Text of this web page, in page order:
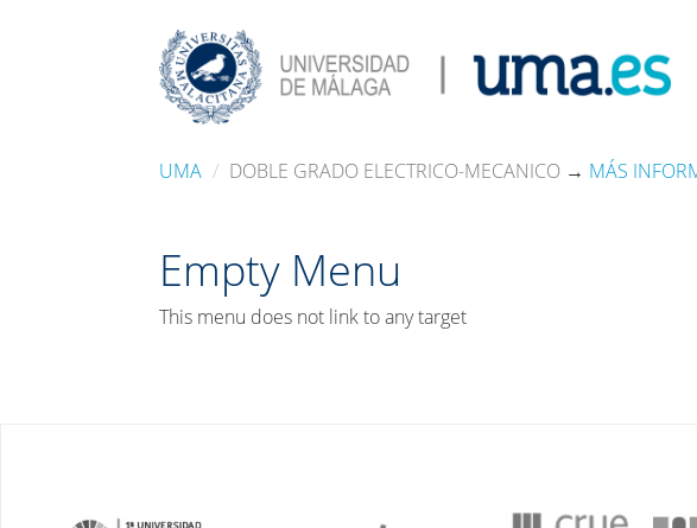
UMA DOBLE GRADO ELECTRICO-MECANICO → MÁS
Empty Menu
This menu does not link to any target